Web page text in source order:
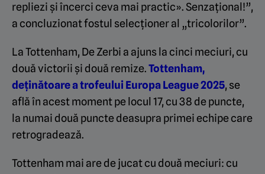
repliezi și încerci ceva mai practic». Senzațional!”,
a concluzionat fostul selecționer al „tricolorilor”.
La Tottenham, De Zerbi a ajuns la cinci meciuri, cu
două victorii și două remize.Tottenham,
deținătoare a trofeului Europa League 2025, se
află în acest moment pe locul 17, cu 38 de puncte,
la numai două puncte deasupra primei echipe care
retrogradează.
Tottenham mai are de jucat cu două meciuri: cu